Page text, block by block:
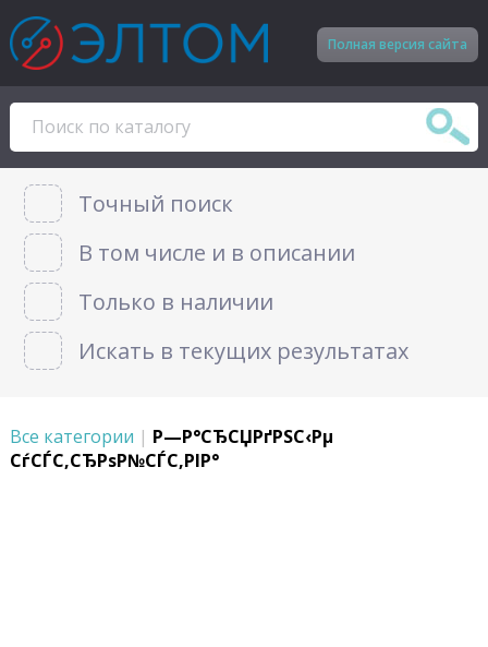
Полная версия сайта
Точный поиск
В том числе и в описании
Только в наличии
Искать в текущих результатах
Все категории | Р—Р°СЂСЏРґРЅС‹Рµ
СѓСЃС‚СЂРѕР№СЃС‚РІР°